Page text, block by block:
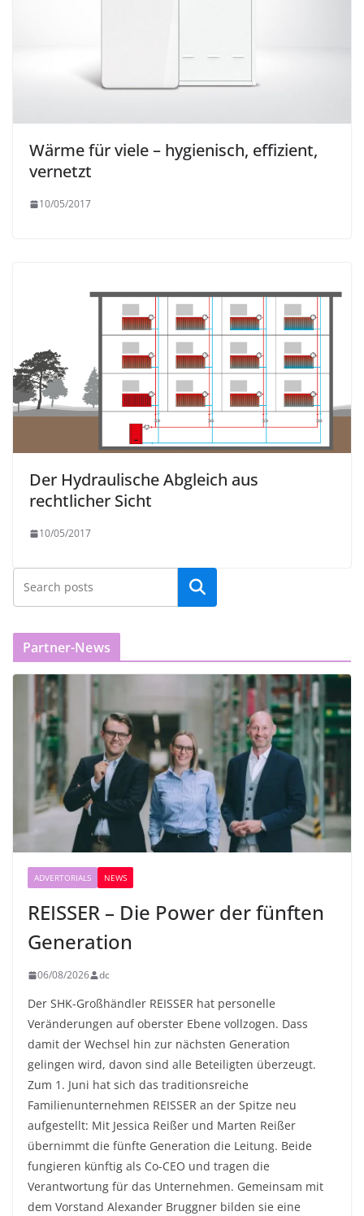
Wärme für viele – hygienisch, effizient,
vernetzt
10/05/2017
Der Hydraulische Abgleich aus
rechtlicher Sicht
10/05/2017
Partner-News
ADVERTORIALS NEWS
REISSER – Die Power der fünften
Generation
06/08/2026 dc
Der SHK-Großhändler REISSER hat personelle
Veränderungen auf oberster Ebene vollzogen. Dass
damit der Wechsel hin zur nächsten Generation
gelingen wird, davon sind alle Beteiligten überzeugt.
Zum 1. Juni hat sich das traditionsreiche
Familienunternehmen REISSER an der Spitze neu
aufgestellt: Mit Jessica Reißer und Marten Reißer
übernimmt die fünfte Generation die Leitung. Beide
fungieren künftig als Co-CEO und tragen die
Verantwortung für das Unternehmen. Gemeinsam mit
dem Vorstand Alexander Bruggner bilden sie eine